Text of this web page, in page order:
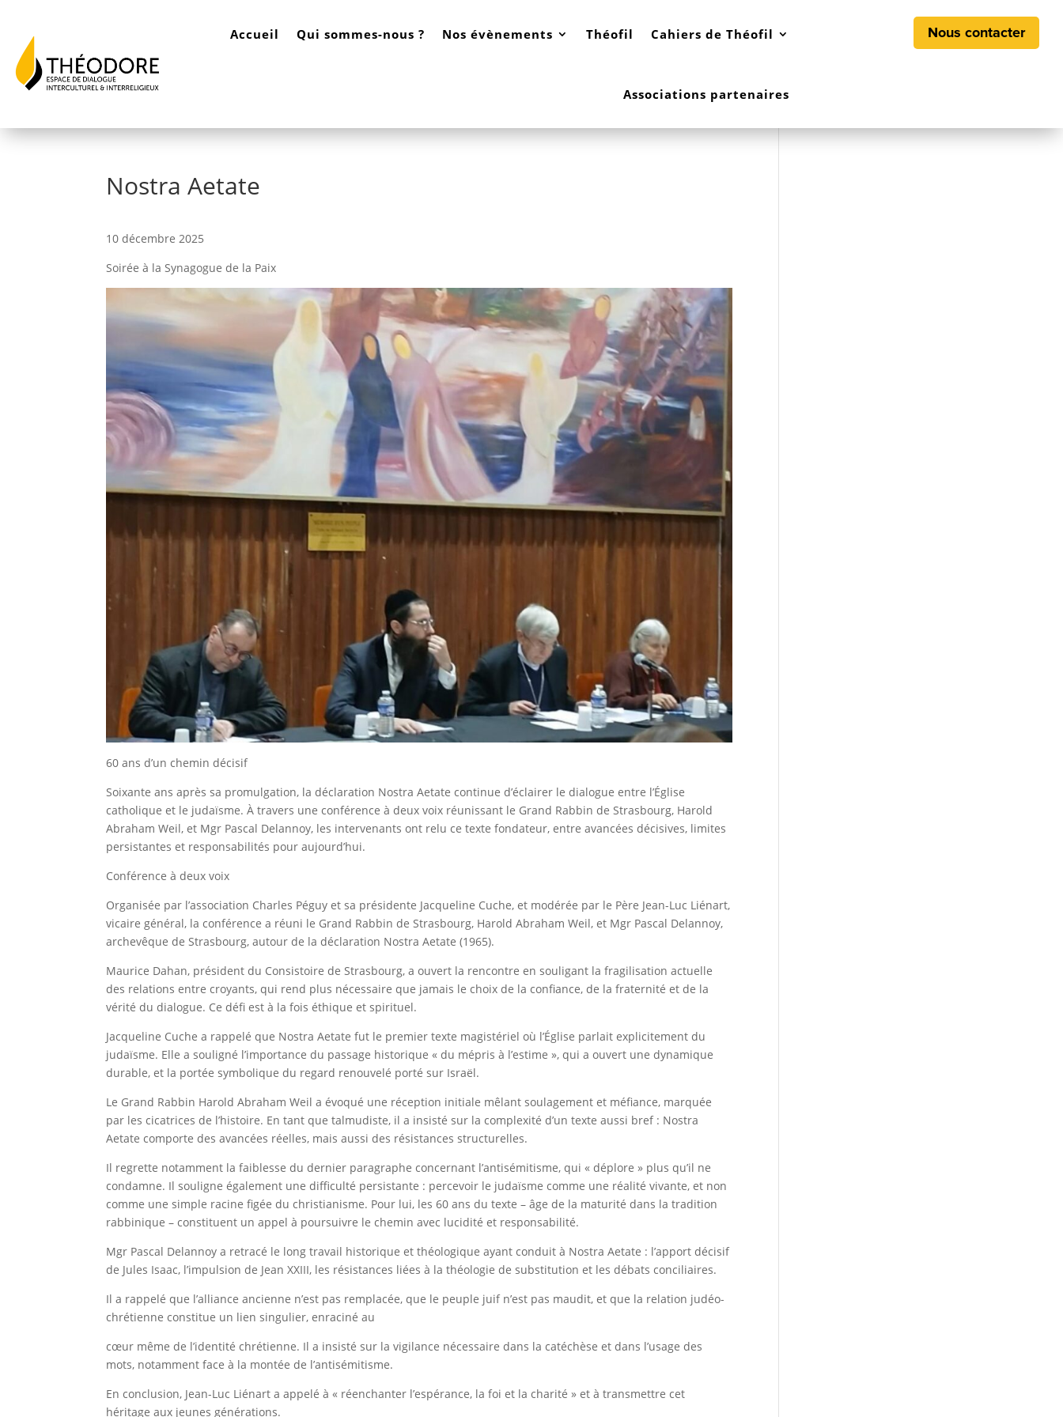
Accueil Qui sommes-nous ? Nos évènements Théofil Cahiers de Théofil
Associations partenaires
Nous contacter
Nostra Aetate
10 décembre 2025
Soirée à la Synagogue de la Paix
60 ans d’un chemin décisif
Soixante ans après sa promulgation, la déclaration Nostra Aetate continue d’éclairer le dialogue entre l’Église
catholique et le judaïsme. À travers une conférence à deux voix réunissant le Grand Rabbin de Strasbourg, Harold
Abraham Weil, et Mgr Pascal Delannoy, les intervenants ont relu ce texte fondateur, entre avancées décisives, limites
persistantes et responsabilités pour aujourd’hui.
Conférence à deux voix
Organisée par l’association Charles Péguy et sa présidente Jacqueline Cuche, et modérée par le Père Jean-Luc Liénart,
vicaire général, la conférence a réuni le Grand Rabbin de Strasbourg, Harold Abraham Weil, et Mgr Pascal Delannoy,
archevêque de Strasbourg, autour de la déclaration Nostra Aetate (1965).
Maurice Dahan, président du Consistoire de Strasbourg, a ouvert la rencontre en souligant la fragilisation actuelle
des relations entre croyants, qui rend plus nécessaire que jamais le choix de la confiance, de la fraternité et de la
vérité du dialogue. Ce défi est à la fois éthique et spirituel.
Jacqueline Cuche a rappelé que Nostra Aetate fut le premier texte magistériel où l’Église parlait explicitement du
judaïsme. Elle a souligné l’importance du passage historique « du mépris à l’estime », qui a ouvert une dynamique
durable, et la portée symbolique du regard renouvelé porté sur Israël.
Le Grand Rabbin Harold Abraham Weil a évoqué une réception initiale mêlant soulagement et méfiance, marquée
par les cicatrices de l’histoire. En tant que talmudiste, il a insisté sur la complexité d’un texte aussi bref : Nostra
Aetate comporte des avancées réelles, mais aussi des résistances structurelles.
Il regrette notamment la faiblesse du dernier paragraphe concernant l’antisémitisme, qui « déplore » plus qu’il ne
condamne. Il souligne également une difficulté persistante : percevoir le judaïsme comme une réalité vivante, et non
comme une simple racine figée du christianisme. Pour lui, les 60 ans du texte – âge de la maturité dans la tradition
rabbinique – constituent un appel à poursuivre le chemin avec lucidité et responsabilité.
Mgr Pascal Delannoy a retracé le long travail historique et théologique ayant conduit à Nostra Aetate : l’apport décisif
de Jules Isaac, l’impulsion de Jean XXIII, les résistances liées à la théologie de substitution et les débats conciliaires.
Il a rappelé que l’alliance ancienne n’est pas remplacée, que le peuple juif n’est pas maudit, et que la relation judéo-
chrétienne constitue un lien singulier, enraciné au
cœur même de l’identité chrétienne. Il a insisté sur la vigilance nécessaire dans la catéchèse et dans l’usage des
mots, notamment face à la montée de l’antisémitisme.
En conclusion, Jean-Luc Liénart a appelé à « réenchanter l’espérance, la foi et la charité » et à transmettre cet
héritage aux jeunes générations.